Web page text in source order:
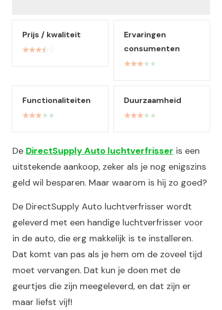
Prijs / kwaliteit
Ervaringen
consumenten
Functionaliteiten Duurzaamheid
De DirectSupply Auto luchtverfrisser is een
uitstekende aankoop, zeker als je nog enigszins
geld wil besparen. Maar waarom is hij zo goed?
De DirectSupply Auto luchtverfrisser wordt
geleverd met een handige luchtverfrisser voor
in de auto, die erg makkelijk is te installeren.
Dat komt van pas als je hem om de zoveel tijd
moet vervangen. Dat kun je doen met de
geurtjes die zijn meegeleverd, en dat zijn er
maar liefst vijf!